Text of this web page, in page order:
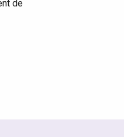
de